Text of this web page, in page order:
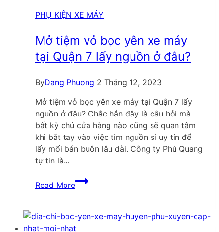
Quận
Đông
cập
nhật
nhất
PHỤ KIỆN XE MÁY
Mở tiệm vỏ bọc yên xe máy
tại Quận 7 lấy nguồn ở đâu?
ByDang Phuong 2 Tháng 12, 2023
Mở tiệm vỏ bọc yên xe máy tại Quận 7 lấy
nguồn ở đâu? Chắc hẳn đây là câu hỏi mà
bất kỳ chủ cửa hàng nào cũng sẽ quan tâm
khi bắt tay vào việc tìm nguồn sỉ uy tín để
lấy mối bán buôn lâu dài. Công ty Phú Quang
tự tin là…
Read More
Mở
tiệm
bọc
yên